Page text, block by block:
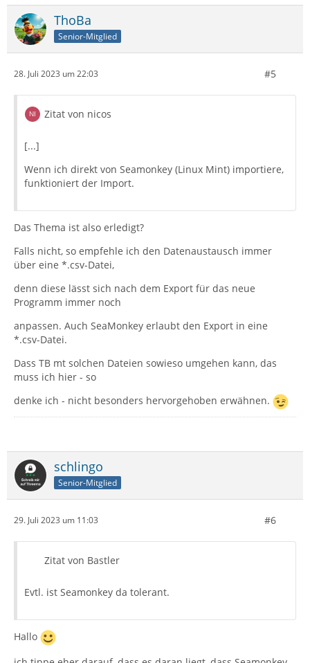
ThoBa
Senior-Mitglied
28. Juli 2023 um 22:03 #5
Zitat von nicos
[...]
Wenn ich direkt von Seamonkey (Linux Mint) importiere,
funktioniert der Import.
Das Thema ist also erledigt?
Falls nicht, so empfehle ich den Datenaustausch immer
über eine *.csv-Datei,
denn diese lässt sich nach dem Export für das neue
Programm immer noch
anpassen. Auch SeaMonkey erlaubt den Export in eine
*.csv-Datei.
Dass TB mt solchen Dateien sowieso umgehen kann, das
muss ich hier - so
denke ich - nicht besonders hervorgehoben erwähnen.
schlingo
Senior-Mitglied
29. Juli 2023 um 11:03 #6
Zitat von Bastler
Evtl. ist Seamonkey da tolerant.
Hallo